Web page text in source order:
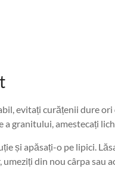
evitați curățenii dure
granitului, amestecați
și apăsați-o pe lipici.
umeziți din nou cârpa sau